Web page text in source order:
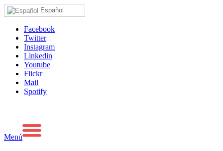
Español
Facebook
Twitter
Instagram
Linkedin
Youtube
Flickr
Mail
Spotify
Menú